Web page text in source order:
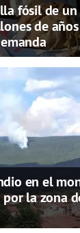
fósil de
de
en el
la zona